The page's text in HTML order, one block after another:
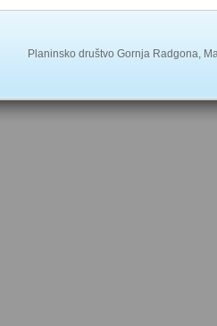
Planinsko društvo Gornja Radgona,